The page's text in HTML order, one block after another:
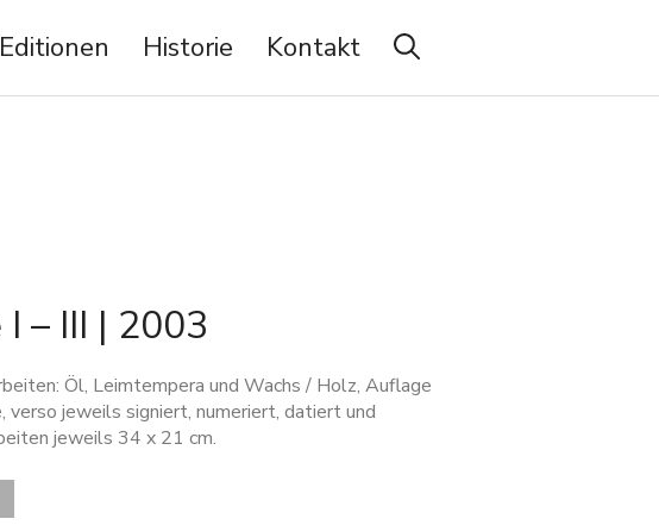
Editionen Historie Kontakt
I – III | 2003
Öl, Leimtempera und Wachs / Holz, Auflage
verso jeweils signiert, numeriert, datiert und
jeweils 34 x 21 cm.